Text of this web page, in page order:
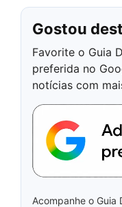
Gostou
Favorite o Guia
preferida no
notícias com
Acompanhe o Guia